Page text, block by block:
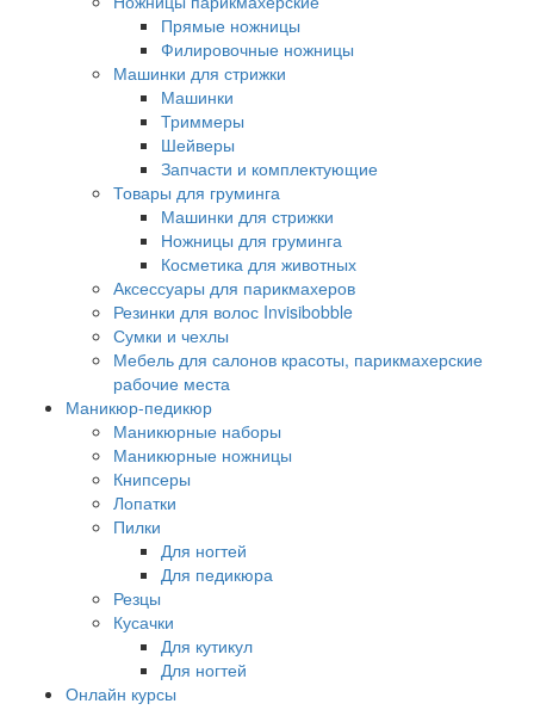
Прямые ножницы
Филировочные ножницы
Машинки для стрижки
Машинки
Триммеры
Шейверы
Запчасти и комплектующие
Товары для груминга
Машинки для стрижки
Ножницы для груминга
Косметика для животных
Аксессуары для парикмахеров
Резинки для волос Invisibobble
Сумки и чехлы
Мебель для салонов красоты, парикмахерские
рабочие места
Маникюр-педикюр
Маникюрные наборы
Маникюрные ножницы
Книпсеры
Лопатки
Пилки
Для ногтей
Для педикюра
Резцы
Кусачки
Для кутикул
Для ногтей
Онлайн курсы